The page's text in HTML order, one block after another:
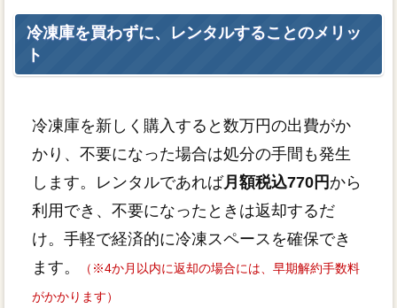
冷凍庫を買わずに、レンタルすることのメリッ
ト
冷凍庫を新しく購入すると数万円の出費がか
かり、不要になった場合は処分の手間も発生
します。レンタルであれば月額税込770円から
利用でき、不要になったときは返却するだ
け。手軽で経済的に冷凍スペースを確保でき
ます。
（※4か月以内に返却の場合には、早期解約手数料
がかかります）